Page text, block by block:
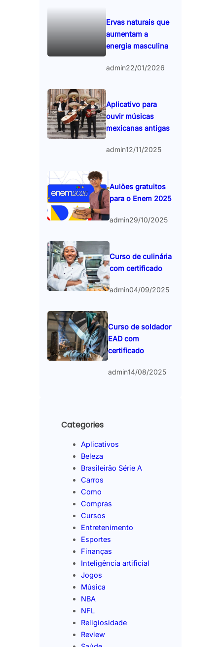
Ervas naturais que
aumentam a
energia masculina
admin22/01/2026
Aplicativo para
ouvir músicas
mexicanas antigas
admin12/11/2025
Aulões gratuitos
para o Enem 2025
admin29/10/2025
Curso de culinária
com certificado
admin04/09/2025
Curso de soldador
EAD com
certificado
admin14/08/2025
Categories
Aplicativos
Beleza
Brasileirão Série A
Carros
Como
Compras
Cursos
Entretenimento
Esportes
Finanças
Inteligência artificial
Jogos
Música
NBA
NFL
Religiosidade
Review